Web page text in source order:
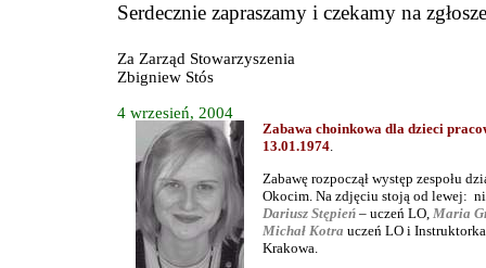
Serdecznie zapraszamy i czekamy na
Za Zarząd Stowarzyszenia
Zbigniew Stós
4 wrzesień, 2004
Zabawa choinkowa dla dzieci
13.01.1974.
Zabawę rozpoczął występ zespołu
Okocim. Na zdjęciu stoją od lewej:
Dariusz Stępień – uczeń LO, Maria
Michał Kotra uczeń LO i Instruktorka
Krakowa.